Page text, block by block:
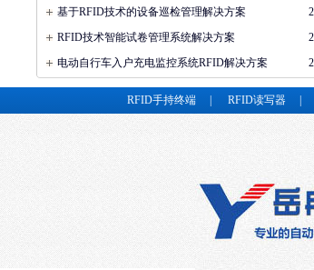
基于RFID技术的设备巡检管理解决方案
RFID技术智能试卷管理系统解决方案
电动自行车入户充电监控系统RFID解决方案
RFID手持终端 RFID读写器